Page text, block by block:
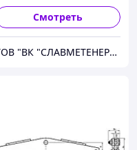
Смотреть
ТОВ "ВК "СЛАВМЕТЕНЕРГО"